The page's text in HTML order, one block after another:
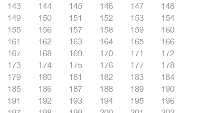
143
144 145 146 147
148
149
150 151 152 153
154
155
156 157 158 159
160
161
162 163 164 165
166
167
168 169 170 171
172
173
174 175 176 177
178
179
180 181 182 183
184
185
186 187 188 189
190
191
192 193 194 195
196